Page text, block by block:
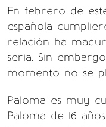
En febrero de
española
relación ha
seria. Sin
momento no se
Paloma es muy
Paloma de 16